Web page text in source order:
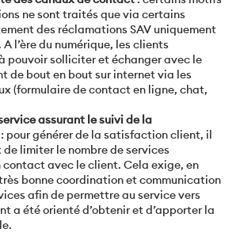
ne sont traités que via certains
des réclamations SAV uniquement
l’ère du numérique, les clients
pouvoir solliciter et échanger avec le
de bout en bout sur internet via les
(formulaire de contact en ligne, chat,
assurant le suivi de la
: pour générer de la satisfaction client, il
limiter le nombre de services
contact avec le client. Cela exige, en
bonne coordination et communication
afin de permettre au service vers
a été orienté d’obtenir et d’apporter la